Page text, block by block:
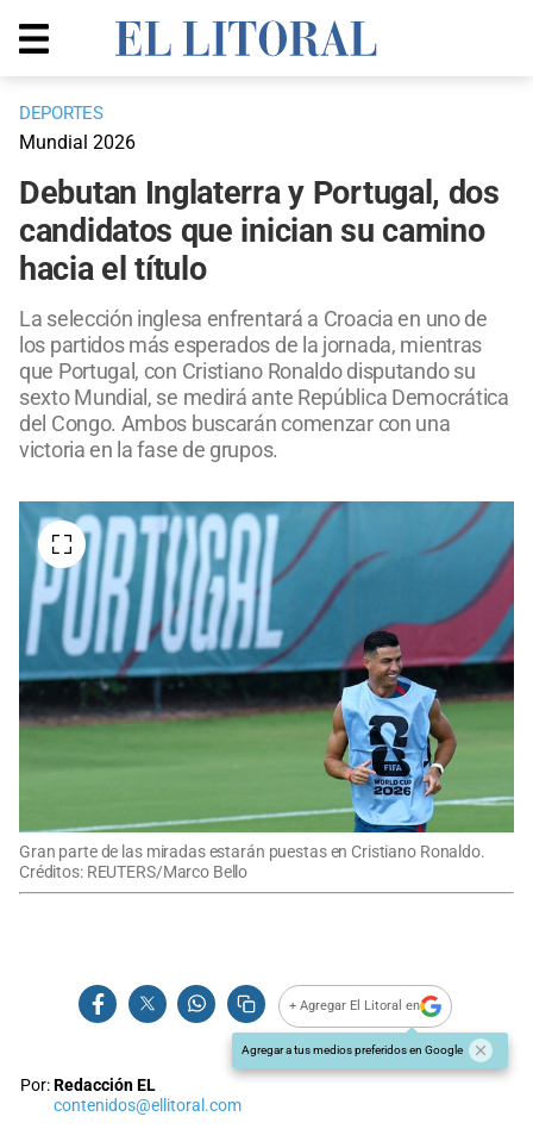
DEPORTES
Mundial 2026
Debutan Inglaterra y Portugal, dos
candidatos que inician su camino
hacia el título
La selección inglesa enfrentará a Croacia en uno de
los partidos más esperados de la jornada, mientras
que Portugal, con Cristiano Ronaldo disputando su
sexto Mundial, se medirá ante República Democrática
del Congo. Ambos buscarán comenzar con una
victoria en la fase de grupos.
Gran parte de las miradas estarán puestas en Cristiano Ronaldo.
Créditos: REUTERS/Marco Bello
+ Agregar El Litoral en
Agregar a tus medios preferidos en Google
Por:Redacción EL
contenidos@ellitoral.com